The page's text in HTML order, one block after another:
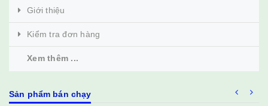
Giới thiệu
Kiểm tra đơn hàng
Xem thêm ...
Sản phẩm bán chạy